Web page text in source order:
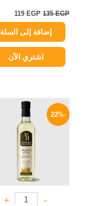
135EGP
119 EGP
إضافة إلى السلة
اشتري الآن
-22%
-
+
السعر
الأصلي
165 EGP.